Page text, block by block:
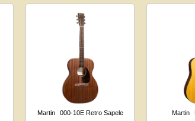
Martin 000-10E Retro Sapele Martin